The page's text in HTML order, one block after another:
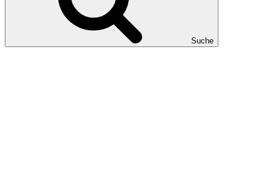
Suche